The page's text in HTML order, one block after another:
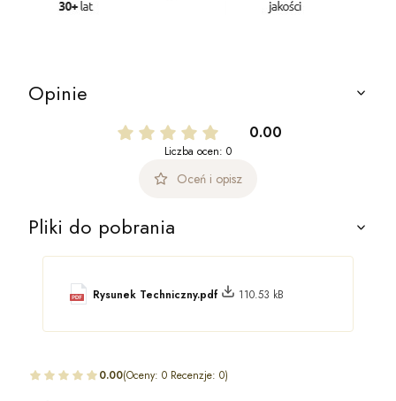
Opinie
0.00
Liczba ocen: 0
Oceń i opisz
Pliki do pobrania
Rysunek Techniczny.pdf 110.53 kB
0.00(Oceny: 0 Recenzje: 0)